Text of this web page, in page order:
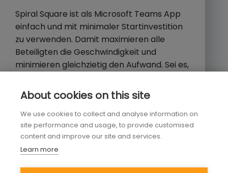
Spiral Square ist als Microsoft Teams App
einfach und mit minimaler Startinvestition
zu verwenden. Damit maximieren alle
Beteiligten die Geschwindigkeit und
minimieren gleichzietig den Aufwand. Sei es,
haben, mit einem systematischen Goal
Assessment das persönlich individuelle
Programm zusammen zu stellen, Modul-
Coaches direkt anzufordern und Video-
Calls durchzuführen, oder sich in den
Communities of Practice auszutauschen.
Alles ist nur einen Klick entfernt.
About cookies on this site
We use cookies to collect and analyse information on
site performance and usage, to provide customised
content and improve our site and services.
Learn more